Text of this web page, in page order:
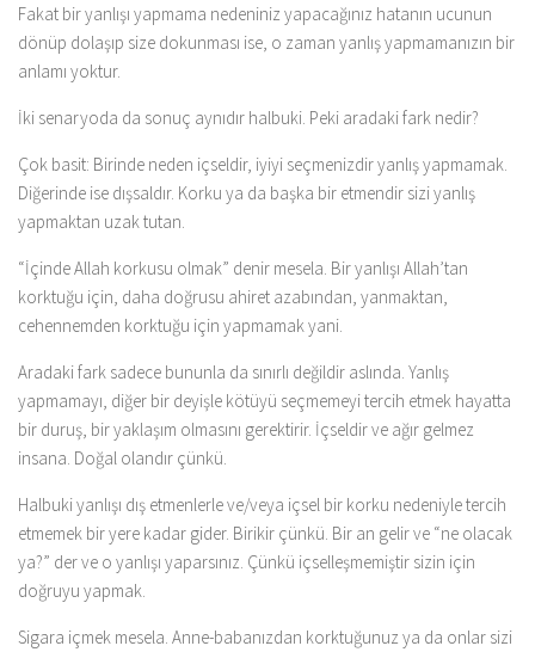
Fakat bir yanlışı yapmama nedeniniz yapacağınız hatanın ucunun
dönüp dolaşıp size dokunması ise, o zaman yanlış yapmamanızın bir
anlamı yoktur.
İki senaryoda da sonuç aynıdır halbuki. Peki aradaki fark nedir?
Çok basit: Birinde neden içseldir, iyiyi seçmenizdir yanlış yapmamak.
Diğerinde ise dışsaldır. Korku ya da başka bir etmendir sizi yanlış
yapmaktan uzak tutan.
“İçinde Allah korkusu olmak” denir mesela. Bir yanlışı Allah’tan
korktuğu için, daha doğrusu ahiret azabından, yanmaktan,
cehennemden korktuğu için yapmamak yani.
Aradaki fark sadece bununla da sınırlı değildir aslında. Yanlış
yapmamayı, diğer bir deyişle kötüyü seçmemeyi tercih etmek hayatta
bir duruş, bir yaklaşım olmasını gerektirir. İçseldir ve ağır gelmez
insana. Doğal olandır çünkü.
Halbuki yanlışı dış etmenlerle ve/veya içsel bir korku nedeniyle tercih
etmemek bir yere kadar gider. Birikir çünkü. Bir an gelir ve “ne olacak
ya?” der ve o yanlışı yaparsınız. Çünkü içselleşmemiştir sizin için
doğruyu yapmak.
Sigara içmek mesela. Anne-babanızdan korktuğunuz ya da onlar sizi